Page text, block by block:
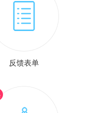
反馈表单